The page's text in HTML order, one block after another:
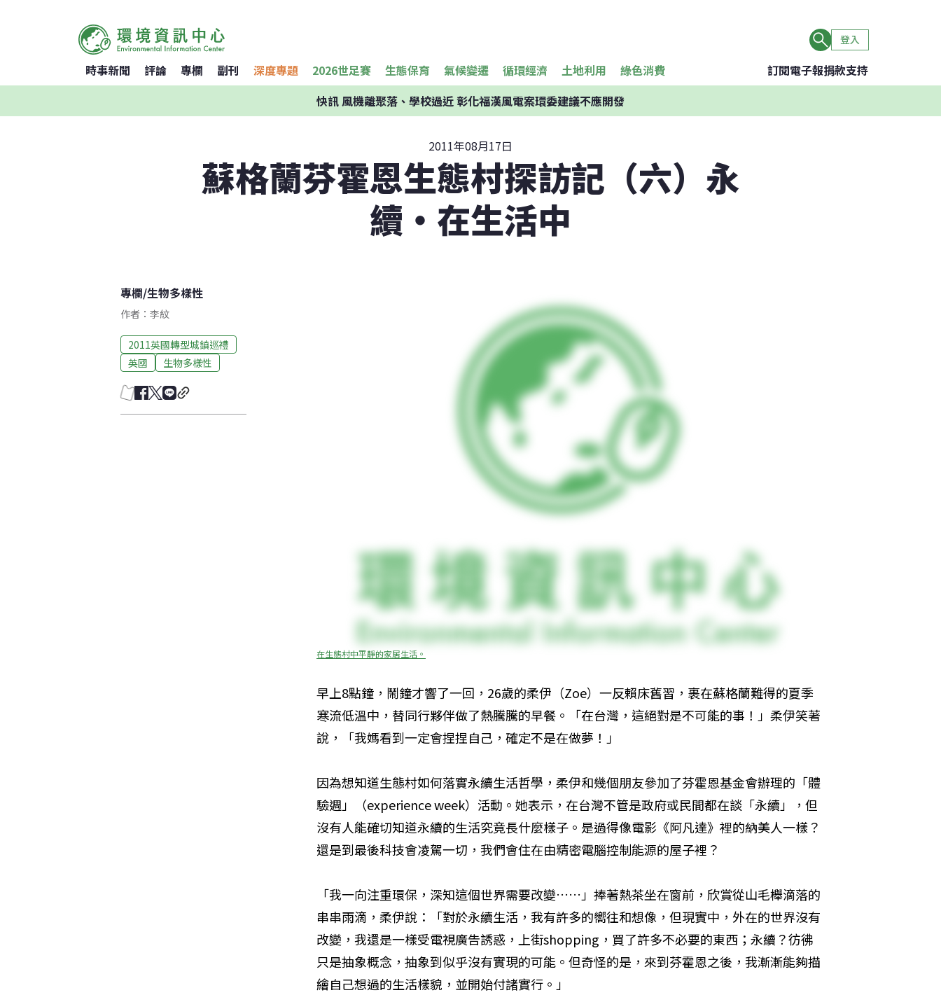
登入
時事新聞 評論 專欄 副刊 深度專題 2026世足賽 生態保育 氣候變遷 循環經濟 土地利用 綠色消費 訂閱電子報捐款支持
快訊風機離聚落、學校過近 彰化福漢風電案環委建議不應開發
2011年08月17日
蘇格蘭芬霍恩生態村探訪記（六）永
續‧在生活中
專欄/生物多樣性
作者：李紋
2011英國轉型城鎮巡禮
英國
生物多樣性
在生態村中平靜的家居生活。
早上8點鐘，鬧鐘才響了一回，26歲的柔伊（Zoe）一反賴床舊習，裹在蘇格蘭難得的夏季
寒流低溫中，替同行夥伴做了熱騰騰的早餐。「在台灣，這絕對是不可能的事！」柔伊笑著
說，「我媽看到一定會捏捏自己，確定不是在做夢！」
因為想知道生態村如何落實永續生活哲學，柔伊和幾個朋友參加了芬霍恩基金會辦理的「體
驗週」（experience week）活動。她表示，在台灣不管是政府或民間都在談「永續」，但
沒有人能確切知道永續的生活究竟長什麼樣子。是過得像電影《阿凡達》裡的納美人一樣？
還是到最後科技會凌駕一切，我們會住在由精密電腦控制能源的屋子裡？
「我一向注重環保，深知這個世界需要改變……」捧著熱茶坐在窗前，欣賞從山毛櫸滴落的
串串雨滴，柔伊說：「對於永續生活，我有許多的嚮往和想像，但現實中，外在的世界沒有
改變，我還是一樣受電視廣告誘惑，上街shopping，買了許多不必要的東西；永續？彷彿
只是抽象概念，抽象到似乎沒有實現的可能。但奇怪的是，來到芬霍恩之後，我漸漸能夠描
繪自己想過的生活樣貌，並開始付諸實行。」